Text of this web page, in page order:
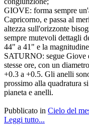
GIOVE: forma sempre
Capricorno, e passa al
altezza sull'orizzonte
sempre mutevoli dettagli
44" a 41" e la
SATURNO: segue Giove
stesse ore, con un
+0.3 a +0.5. Gli anelli
prossimo alla quadratura
pianeta e anelli.
Pubblicato in Cielo del
Leggi tutto...